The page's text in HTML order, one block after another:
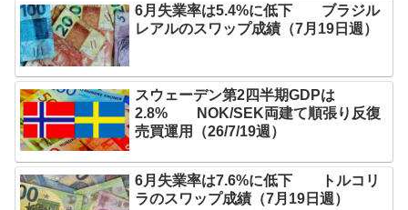
6月失業率は5.4%に低下 ブラジル
レアルのスワップ成績（7月19日週）
スウェーデン第2四半期GDPは
2.8% NOK/SEK両建て順張り反復
売買運用（26/7/19週）
6月失業率は7.6%に低下 トルコリ
ラのスワップ成績（7月19日週）